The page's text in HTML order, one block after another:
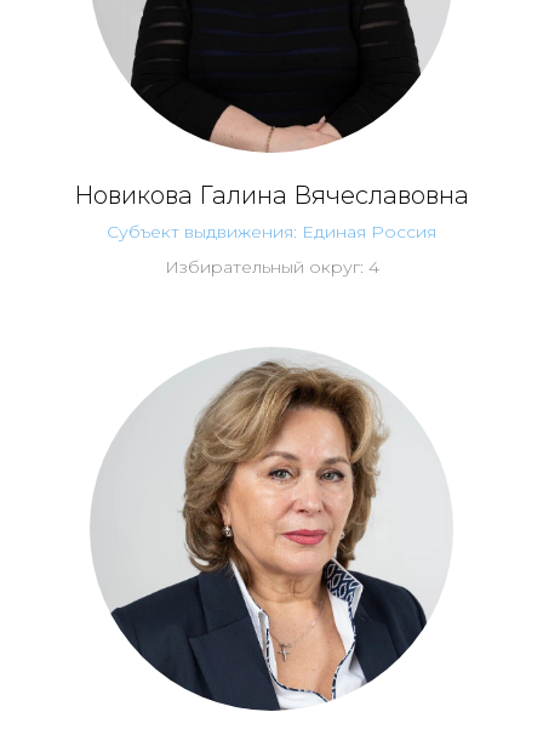
Новикова Галина Вячеславовна
Субъект выдвижения: Единая Россия
Избирательный округ: 4